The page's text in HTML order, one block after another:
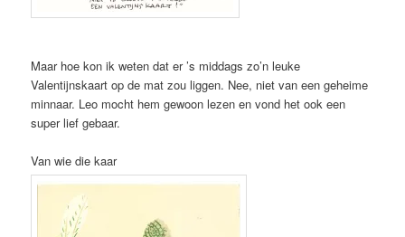
Maar hoe kon ik weten dat er ’s middags zo’n leuke
Valentijnskaart op de mat zou liggen. Nee, niet van een geheime
minnaar. Leo mocht hem gewoon lezen en vond het ook een
super lief gebaar.
Van wie die kaar